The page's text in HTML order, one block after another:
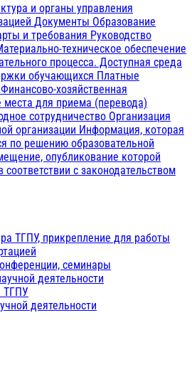
и органы управления
Документы Образование
и требования Руководство
техническое обеспечение
процесса. Доступная среда
обучающихся Платные
Финансово-хозяйственная
места для приема (перевода)
сотрудничество Организация
организации Информация, которая
по решению образовательной
опубликование которой
с законодательством
ТГПУ, прикрепление для работы
семинары
деятельности
ТГПУ
деятельности